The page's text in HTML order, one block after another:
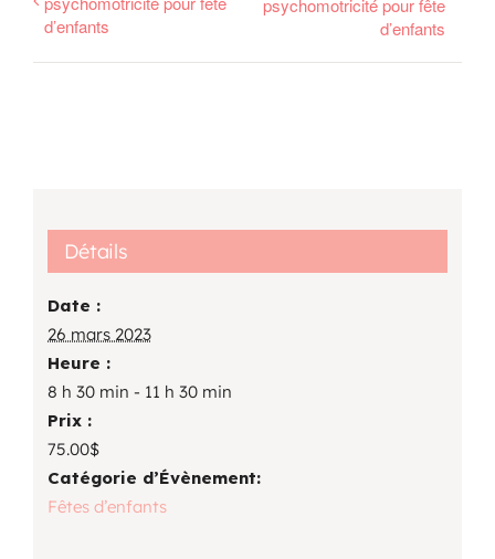
d’enfants
psychomotricité pour fête
d’enfants
Détails
Date :
26 mars 2023
Heure :
8 h 30 min - 11 h 30 min
Prix :
75.00$
Catégorie d’Évènement:
Fêtes d’enfants